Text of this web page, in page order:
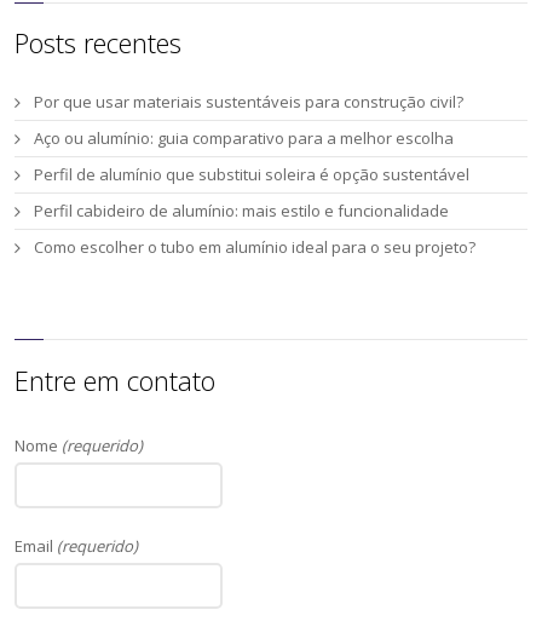
Posts recentes
Por que usar materiais sustentáveis para construção civil?
Aço ou alumínio: guia comparativo para a melhor escolha
Perfil de alumínio que substitui soleira é opção sustentável
Perfil cabideiro de alumínio: mais estilo e funcionalidade
Como escolher o tubo em alumínio ideal para o seu projeto?
Entre em contato
Nome (requerido)
Email (requerido)